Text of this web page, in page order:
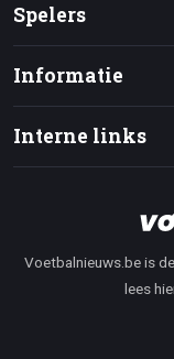
Spelers
Informatie
Interne links
Voetbalnieuws.be is
lees